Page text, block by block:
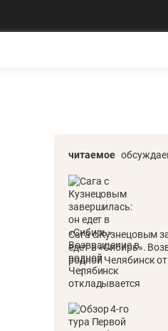
читаемое
Сага с Кузнецовым
едет в «Сибирь».
родной Челябинск
1